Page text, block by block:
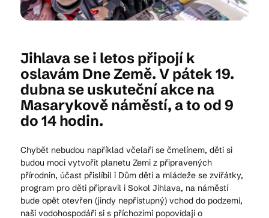
CS EN DE
© 2026 Brána Jihlavy
Jihlava se i letos připojí k
oslavám Dne Země. V pátek 19.
dubna se uskuteční akce na
Masarykově náměstí, a to od 9
do 14 hodin.
Chybět nebudou například včelaři se čmelínem, děti si
budou moci vytvořit planetu Zemi z připravených
přírodnin, účast přislíbil i Dům dětí a mládeže se zvířátky,
program pro děti připravil i Sokol Jihlava, na náměstí
bude opět otevřen (jindy nepřístupný) vchod do podzemí,
naši vodohospodáři si s příchozími popovídají o